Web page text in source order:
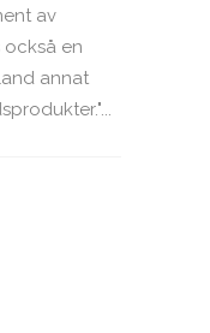
av
också en
annat